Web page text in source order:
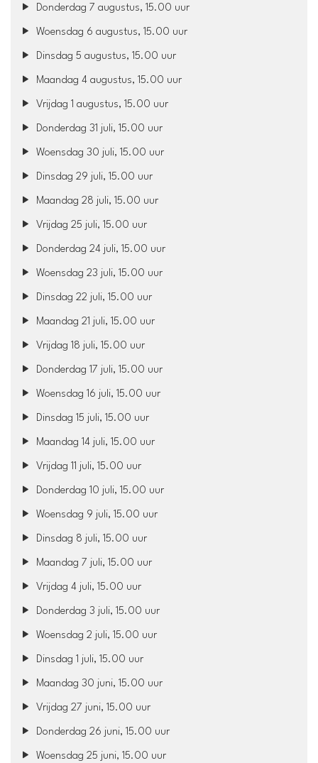
Donderdag 7 augustus, 15.00 uur
Woensdag 6 augustus, 15.00 uur
Dinsdag 5 augustus, 15.00 uur
Maandag 4 augustus, 15.00 uur
Vrijdag 1 augustus, 15.00 uur
Donderdag 31 juli, 15.00 uur
Woensdag 30 juli, 15.00 uur
Dinsdag 29 juli, 15.00 uur
Maandag 28 juli, 15.00 uur
Vrijdag 25 juli, 15.00 uur
Donderdag 24 juli, 15.00 uur
Woensdag 23 juli, 15.00 uur
Dinsdag 22 juli, 15.00 uur
Maandag 21 juli, 15.00 uur
Vrijdag 18 juli, 15.00 uur
Donderdag 17 juli, 15.00 uur
Woensdag 16 juli, 15.00 uur
Dinsdag 15 juli, 15.00 uur
Maandag 14 juli, 15.00 uur
Vrijdag 11 juli, 15.00 uur
Donderdag 10 juli, 15.00 uur
Woensdag 9 juli, 15.00 uur
Dinsdag 8 juli, 15.00 uur
Maandag 7 juli, 15.00 uur
Vrijdag 4 juli, 15.00 uur
Donderdag 3 juli, 15.00 uur
Woensdag 2 juli, 15.00 uur
Dinsdag 1 juli, 15.00 uur
Maandag 30 juni, 15.00 uur
Vrijdag 27 juni, 15.00 uur
Donderdag 26 juni, 15.00 uur
Woensdag 25 juni, 15.00 uur